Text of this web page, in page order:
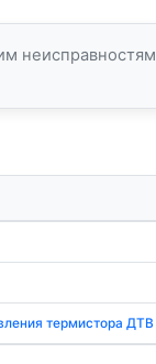
термистора ДТВ